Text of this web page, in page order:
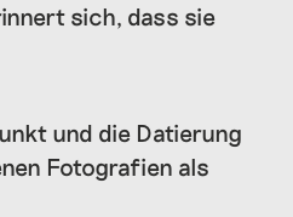
sich, dass sie
und die Datierung
Fotografien als